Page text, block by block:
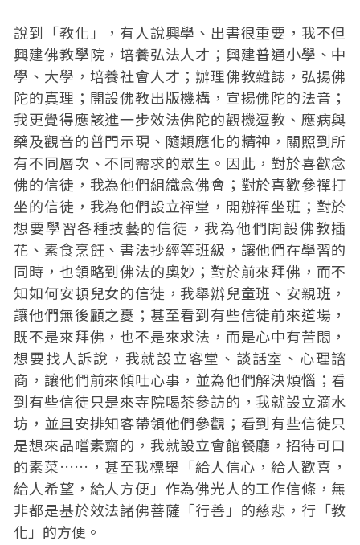
說到「教化」，有人說興學、出書很重要，我不但
興建佛教學院，培養弘法人才；興建普通小學、中
學、大學，培養社會人才；辦理佛教雜誌，弘揚佛
陀的真理；開設佛教出版機構，宣揚佛陀的法音；
我更覺得應該進一步效法佛陀的觀機逗教、應病與
藥及觀音的普門示現、隨類應化的精神，關照到所
有不同層次、不同需求的眾生。因此，對於喜歡念
佛的信徒，我為他們組織念佛會；對於喜歡參禪打
坐的信徒，我為他們設立禪堂，開辦禪坐班；對於
想要學習各種技藝的信徒，我為他們開設佛教插
花、素食烹飪、書法抄經等班級，讓他們在學習的
同時，也領略到佛法的奧妙；對於前來拜佛，而不
知如何安頓兒女的信徒，我舉辦兒童班、安親班，
讓他們無後顧之憂；甚至看到有些信徒前來道場，
既不是來拜佛，也不是來求法，而是心中有苦悶，
想要找人訴說，我就設立客堂、談話室、心理諮
商，讓他們前來傾吐心事，並為他們解決煩惱；看
到有些信徒只是來寺院喝茶參訪的，我就設立滴水
坊，並且安排知客帶領他們參觀；看到有些信徒只
是想來品嚐素齋的，我就設立會館餐廳，招待可口
的素菜……，甚至我標舉「給人信心，給人歡喜，
給人希望，給人方便」作為佛光人的工作信條，無
非都是基於效法諸佛菩薩「行善」的慈悲，行「教
化」的方便。